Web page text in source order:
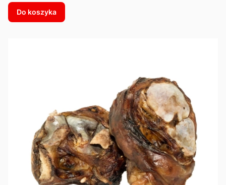
Do koszyka